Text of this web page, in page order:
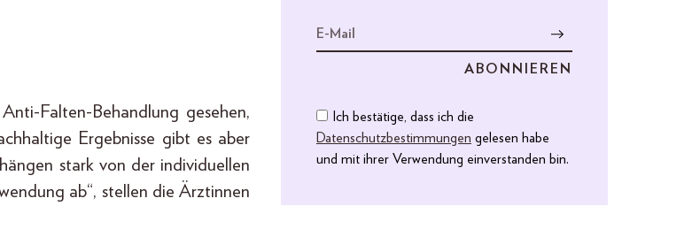
Falten-Behandlung gesehen,
Ergebnisse gibt es aber
stark von der individuellen
ab“, stellen die Ärztinnen
Ich bestätige, dass ich die
Datenschutzbestimmungen gelesen habe
und mit ihrer Verwendung einverstanden bin.